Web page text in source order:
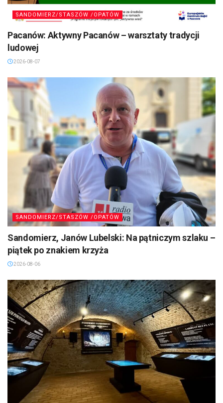
SANDOMIERZ/STASZÓW /OPATÓW
Pacanów: Aktywny Pacanów – warsztaty tradycji
ludowej
2026-08-07
SANDOMIERZ/STASZÓW /OPATÓW
Sandomierz, Janów Lubelski: Na pątniczym szlaku –
piątek po znakiem krzyża
2026-08-06